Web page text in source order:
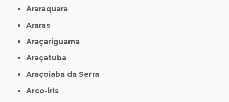
Araraquara
Araras
Araçariguama
Araçatuba
Araçoiaba da Serra
Arco-Íris